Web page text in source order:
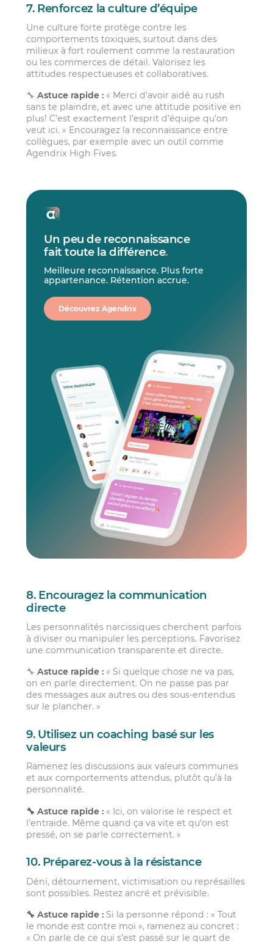
7. Renforcez la culture d’équipe
Une culture forte protège contre les
comportements toxiques, surtout dans des
milieux à fort roulement comme la restauration
ou les commerces de détail. Valorisez les
attitudes respectueuses et collaboratives.
🔧Astuce rapide : « Merci d’avoir aidé au rush
sans te plaindre, et avec une attitude positive en
plus! C’est exactement l’esprit d’équipe qu’on
veut ici. » Encouragez la reconnaissance entre
collègues, par exemple avec un outil comme
Agendrix High Fives.
Un peu de reconnaissance
fait toute la différence.
Meilleure reconnaissance. Plus forte
appartenance. Rétention accrue.
Découvrez Agendrix
8. Encouragez la communication
directe
Les personnalités narcissiques cherchent parfois
à diviser ou manipuler les perceptions. Favorisez
une communication transparente et directe.
🔧 Astuce rapide : « Si quelque chose ne va pas,
on en parle directement. On ne passe pas par
des messages aux autres ou des sous-entendus
sur le plancher. »
9. Utilisez un coaching basé sur les
valeurs
Ramenez les discussions aux valeurs communes
et aux comportements attendus, plutôt qu’à la
personnalité.
🔧 Astuce rapide : « Ici, on valorise le respect et
l’entraide. Même quand ça va vite et qu’on est
pressé, on se parle correctement. »
10. Préparez-vous à la résistance
Déni, détournement, victimisation ou représailles
sont possibles. Restez ancré et prévisible.
🔧 Astuce rapide : Si la personne répond : « Tout
le monde est contre moi », ramenez au concret :
« On parle de ce qui s’est passé sur le quart de